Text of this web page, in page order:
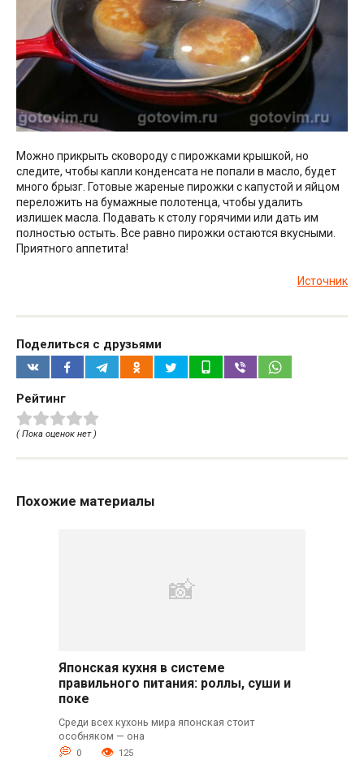
Можно прикрыть сковороду с пирожками крышкой, но
следите, чтобы капли конденсата не попали в масло, будет
много брызг. Готовые жареные пирожки с капустой и яйцом
переложить на бумажные полотенца, чтобы удалить
излишек масла. Подавать к столу горячими или дать им
полностью остыть. Все равно пирожки остаются вкусными.
Приятного аппетита!
Источник
Поделиться с друзьями
Рейтинг
( Пока оценок нет )
Похожие материалы
Японская кухня в системе
правильного питания: роллы, суши и
поке
Среди всех кухонь мира японская стоит
особняком — она
0 125